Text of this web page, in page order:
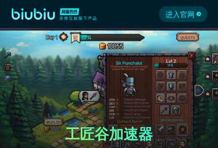
进入官网
工匠谷加速器